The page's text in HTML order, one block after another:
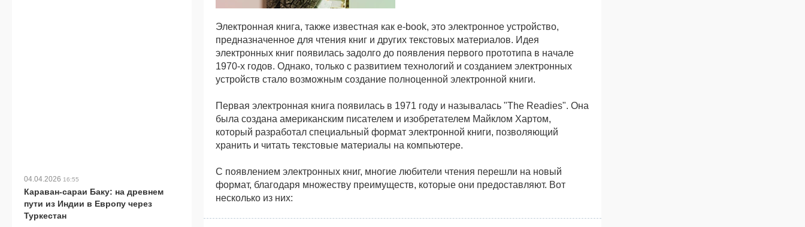
Электронная книга, также известная как e-book, это электронное устройство,
предназначенное для чтения книг и других текстовых материалов. Идея
электронных книг появилась задолго до появления первого прототипа в начале
1970-х годов. Однако, только с развитием технологий и созданием электронных
устройств стало возможным создание полноценной электронной книги.
Первая электронная книга появилась в 1971 году и называлась "The Readies". Она
была создана американским писателем и изобретателем Майклом Хартом,
который разработал специальный формат электронной книги, позволяющий
хранить и читать текстовые материалы на компьютере.
С появлением электронных книг, многие любители чтения перешли на новый
формат, благодаря множеству преимуществ, которые они предоставляют. Вот
несколько из них:
04.04.2026 16:55
Караван-сараи Баку: на древнем
пути из Индии в Европу через
Туркестан